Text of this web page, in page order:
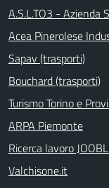
A.S.L.TO3 - Azienda
Acea Pinerolese
Sapav (trasporti)
Bouchard (trasporti)
Turismo Torino e
ARPA Piemonte
Ricerca lavoro
Valchisone.it